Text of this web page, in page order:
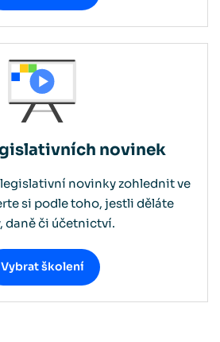
novinek
novinky zohlednit ve
si podle toho, jestli děláte
daně či účetnictví.
Vybrat školení